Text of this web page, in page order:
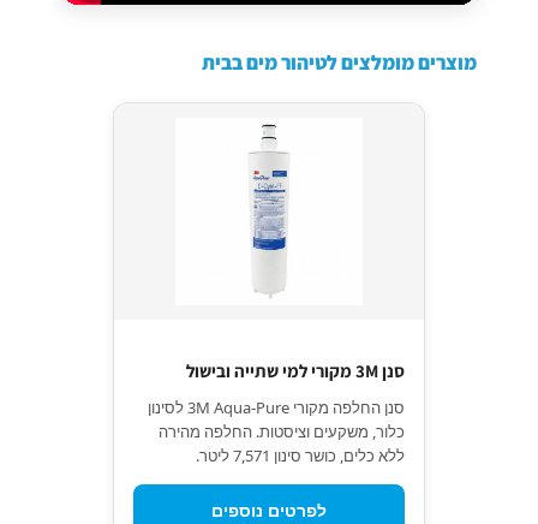
מוצרים מומלצים לטיהור מים בבית
סנן 3M מקורי למי שתייה ובישול
סנן החלפה מקורי 3M Aqua-Pure לסינון
כלור, משקעים וציסטות. החלפה מהירה
ללא כלים, כושר סינון 7,571 ליטר.
לפרטים נוספים